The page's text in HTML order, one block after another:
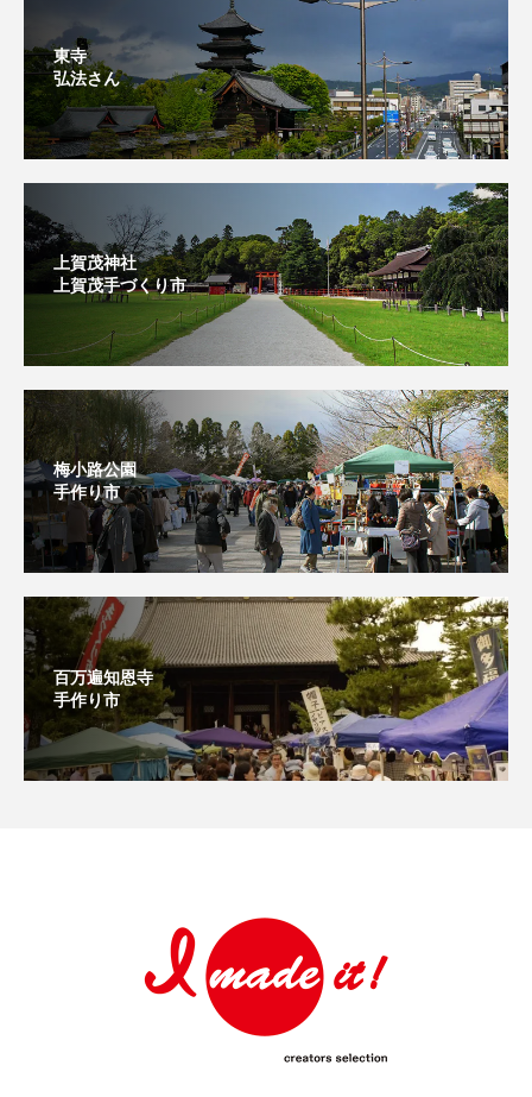
東寺
弘法さん
上賀茂神社
上賀茂手づくり市⁡
梅小路公園
手作り市
百万遍知恩寺
手作り市